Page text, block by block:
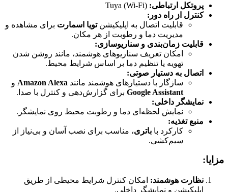
پروتکل ارتباطی:
کنترل از راه دور:
قابلیت اتصال به اپلیکیشنتویا اسمارت برای مشاهده و
مدیریت دما و رطوبت از هر مکان.
قابلیت زمان‌بندی و سناریوسازی:
امکان تعریف سناریوهای هوشمند، مانند روشن شدن
تهویه یا تنظیم دما بر اساس شرایط محیط.
اتصال به دستیار صوتی:
سازگار با دستیارهای هوشمند مانند Amazon Alexa و
Google Assistant برای گزارش‌دهی و کنترل با صدا.
نمایشگر داخلی:
نمایش لحظه‌ای دما و رطوبت محیط روی نمایشگر.
منبع تغذیه:
کارکرد با باتری، مناسب برای نصب آسان و بی‌نیاز از
سیم‌کشی.
مزایا:
نظارت هوشمند: امکان کنترل شرایط محیطی از طریق
اپلیکیشن و نمایشگر داخلی.